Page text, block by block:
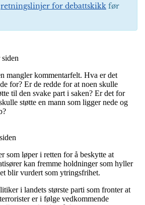
retningslinjer for debattskikk før